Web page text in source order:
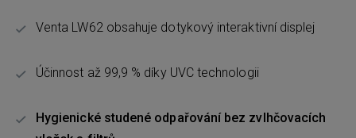
Venta LW62 obsahuje dotykový interaktivní displej
Účinnost až 99,9 % díky UVC technologii
Hygienické studené odpařování bez zvlhčovacích